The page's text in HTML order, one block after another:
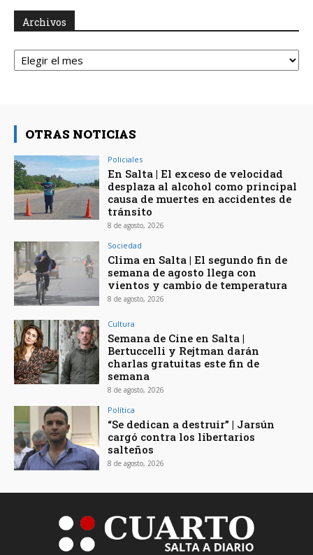
Archivos
Archivos
OTRAS NOTICIAS
Policiales
En Salta | El exceso de velocidad
desplaza al alcohol como principal
causa de muertes en accidentes de
tránsito
8 de agosto, 2026
Sociedad
Clima en Salta | El segundo fin de
semana de agosto llega con
vientos y cambio de temperatura
8 de agosto, 2026
Cultura
Semana de Cine en Salta |
Bertuccelli y Rejtman darán
charlas gratuitas este fin de
semana
8 de agosto, 2026
Política
“Se dedican a destruir” | Jarsún
cargó contra los libertarios
salteños
8 de agosto, 2026